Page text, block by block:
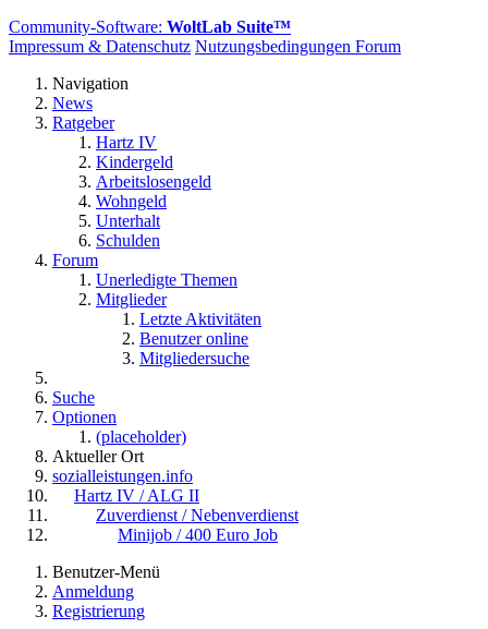
Community-Software: WoltLab Suite™
Impressum & Datenschutz Nutzungsbedingungen Forum
Navigation
News
Ratgeber
Hartz IV
Kindergeld
Arbeitslosengeld
Wohngeld
Unterhalt
Schulden
Forum
Unerledigte Themen
Mitglieder
Letzte Aktivitäten
Benutzer online
Mitgliedersuche
Suche
Optionen
(placeholder)
Aktueller Ort
sozialleistungen.info
Hartz IV / ALG II
Zuverdienst / Nebenverdienst
Minijob / 400 Euro Job
Benutzer-Menü
Anmeldung
Registrierung